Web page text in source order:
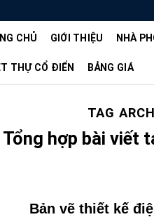
CHỦ GIỚI THIỆU NHÀ
THỰ CỔ ĐIỂN BẢNG GIÁ
TAG
Tổng hợp bài viết
Bản vẽ thiết kế